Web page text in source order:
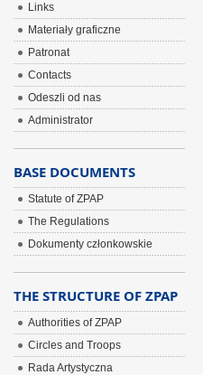
Links
Materiały graficzne
Patronat
Contacts
Odeszli od nas
Administrator
BASE DOCUMENTS
Statute of ZPAP
The Regulations
Dokumenty członkowskie
THE STRUCTURE OF ZPAP
Authorities of ZPAP
Circles and Troops
Rada Artystyczna